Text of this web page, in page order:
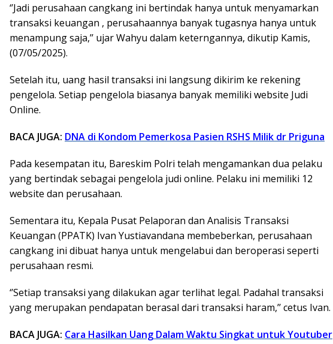
‘’Jadi perusahaan cangkang ini bertindak hanya untuk menyamarkan
transaksi keuangan , perusahaannya banyak tugasnya hanya untuk
menampung saja,’’ ujar Wahyu dalam keterngannya, dikutip Kamis,
(07/05/2025).
Setelah itu, uang hasil transaksi ini langsung dikirim ke rekening
pengelola. Setiap pengelola biasanya banyak memiliki website Judi
Online.
BACA JUGA: DNA di Kondom Pemerkosa Pasien RSHS Milik dr Priguna
Pada kesempatan itu, Bareskim Polri telah mengamankan dua pelaku
yang bertindak sebagai pengelola judi online. Pelaku ini memiliki 12
website dan perusahaan.
Sementara itu, Kepala Pusat Pelaporan dan Analisis Transaksi
Keuangan (PPATK) Ivan Yustiavandana membeberkan, perusahaan
cangkang ini dibuat hanya untuk mengelabui dan beroperasi seperti
perusahaan resmi.
‘’Setiap transaksi yang dilakukan agar terlihat legal. Padahal transaksi
yang merupakan pendapatan berasal dari transaksi haram,’’ cetus Ivan.
BACA JUGA: Cara Hasilkan Uang Dalam Waktu Singkat untuk Youtuber